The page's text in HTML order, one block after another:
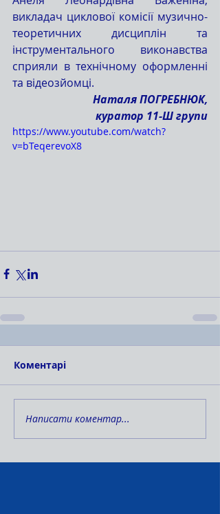
викладач циклової комісії музично-
теоретичних дисциплін та
інструментального виконавства
сприяли в технічному оформленні
та відеозйомці.
Наталя ПОГРЕБНЮК,
куратор 11-Ш групи
https://www.youtube.com/watch?
v=bTeqerevoX8
Коментарі
Написати коментар...